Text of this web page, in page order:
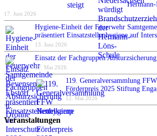
17. Juni 2026
Hygiene-Einheit der Feuerwehr
präsentiert Einsatzstellenhygiene auf
13. Juni 2026
Einsatz der Fachgruppen
12. Mai 2026
119. Generalversammlung
Förderpreis 2025 Stiftung
12. Mai 2026
Veranstaltungen